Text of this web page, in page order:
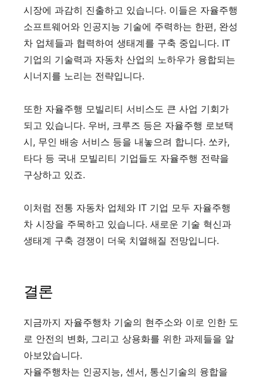
시장에 과감히 진출하고 있습니다. 이들은 자율주행
소프트웨어와 인공지능 기술에 주력하는 한편, 완성
차 업체들과 협력하여 생태계를 구축 중입니다. IT
기업의 기술력과 자동차 산업의 노하우가 융합되는
시너지를 노리는 전략입니다.
또한 자율주행 모빌리티 서비스도 큰 사업 기회가
되고 있습니다. 우버, 크루즈 등은 자율주행 로보택
시, 무인 배송 서비스 등을 내놓으려 합니다. 쏘카,
타다 등 국내 모빌리티 기업들도 자율주행 전략을
구상하고 있죠.
이처럼 전통 자동차 업체와 IT 기업 모두 자율주행
차 시장을 주목하고 있습니다. 새로운 기술 혁신과
생태계 구축 경쟁이 더욱 치열해질 전망입니다.
결론
지금까지 자율주행차 기술의 현주소와 이로 인한 도
로 안전의 변화, 그리고 상용화를 위한 과제들을 알
아보았습니다.
자율주행차는 인공지능, 센서, 통신기술의 융합을